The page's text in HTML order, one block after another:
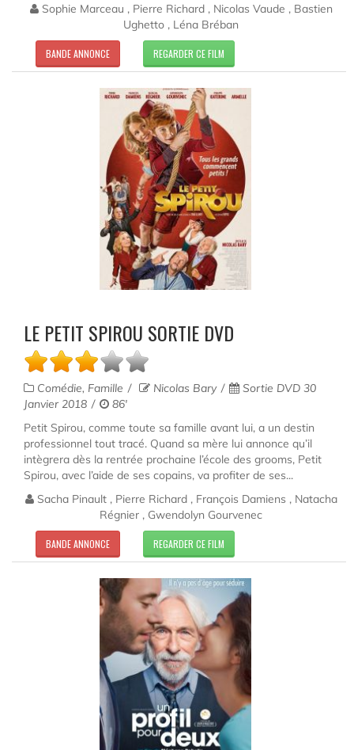
Sophie Marceau , Pierre Richard , Nicolas Vaude , Bastien
Ughetto , Léna Bréban
BANDE ANNONCE REGARDER CE FILM
LE PETIT SPIROU SORTIE DVD
Comédie, Famille Nicolas Bary
Sortie DVD 30
Janvier 2018
86'
Petit Spirou, comme toute sa famille avant lui, a un destin
professionnel tout tracé. Quand sa mère lui annonce qu’il
intègrera dès la rentrée prochaine l’école des grooms, Petit
Spirou, avec l’aide de ses copains, va profiter de ses...
Sacha Pinault , Pierre Richard , François Damiens , Natacha
Régnier , Gwendolyn Gourvenec
BANDE ANNONCE REGARDER CE FILM